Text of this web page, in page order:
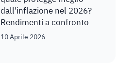
dall'inflazione nel 2026?
Rendimenti a confronto
10 Aprile 2026